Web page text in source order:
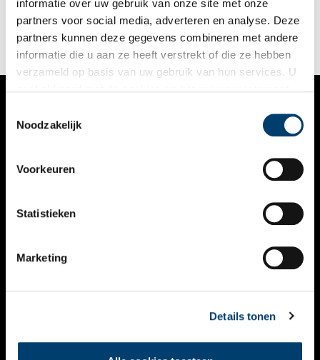
informatie over uw gebruik van onze site met onze
partners voor social media, adverteren en analyse. Deze
partners kunnen deze gegevens combineren met andere
informatie die u aan ze heeft verstrekt of die ze hebben
verzameld op basis van uw gebruik van hun services. U
Noodzakelijk
Voorkeuren
Statistieken
Marketing
Details tonen
oudste van de Noord-Hollandse buitenplaatsen.
VERHALEN
KALENDER
THEMA’S
VIDEO’S
CONTACT